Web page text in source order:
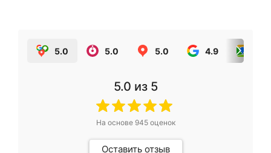
5.0 5.0 5.0 4.9
5.0 из 5
На основе 945оценок
Оставить отзыв